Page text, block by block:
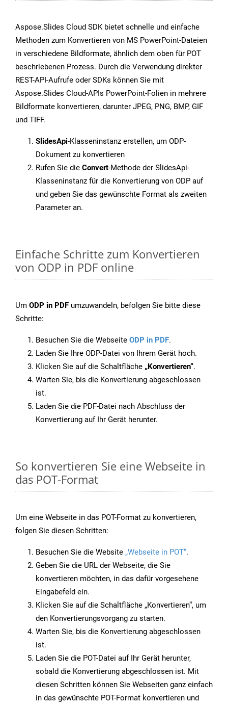
Aspose.Slides Cloud SDK bietet schnelle und einfache
Methoden zum Konvertieren von MS PowerPoint-Dateien
in verschiedene Bildformate, ähnlich dem oben für POT
beschriebenen Prozess. Durch die Verwendung direkter
REST-API-Aufrufe oder SDKs können Sie mit
Aspose.Slides Cloud-APIs PowerPoint-Folien in mehrere
Bildformate konvertieren, darunter JPEG, PNG, BMP, GIF
und TIFF.
SlidesApi-Klasseninstanz erstellen, um ODP-
Dokument zu konvertieren
Rufen Sie die Convert-Methode der SlidesApi-
Klasseninstanz für die Konvertierung von ODP auf
und geben Sie das gewünschte Format als zweiten
Parameter an.
Einfache Schritte zum Konvertieren
von ODP in PDF online
Um ODP in PDF umzuwandeln, befolgen Sie bitte diese
Schritte:
Besuchen Sie die Webseite ODP in PDF.
Laden Sie Ihre ODP-Datei von Ihrem Gerät hoch.
Klicken Sie auf die Schaltfläche „Konvertieren“.
Warten Sie, bis die Konvertierung abgeschlossen
ist.
Laden Sie die PDF-Datei nach Abschluss der
Konvertierung auf Ihr Gerät herunter.
So konvertieren Sie eine Webseite in
das POT-Format
Um eine Webseite in das POT-Format zu konvertieren,
folgen Sie diesen Schritten:
Besuchen Sie die Website „Webseite in POT“.
Geben Sie die URL der Webseite, die Sie
konvertieren möchten, in das dafür vorgesehene
Eingabefeld ein.
Klicken Sie auf die Schaltfläche „Konvertieren“, um
den Konvertierungsvorgang zu starten.
Warten Sie, bis die Konvertierung abgeschlossen
ist.
Laden Sie die POT-Datei auf Ihr Gerät herunter,
sobald die Konvertierung abgeschlossen ist. Mit
diesen Schritten können Sie Webseiten ganz einfach
in das gewünschte POT-Format konvertieren und